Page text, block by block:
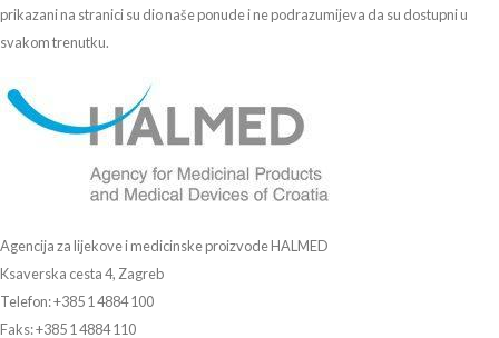
prikazani na stranici su dio naše ponude i ne podrazumijeva da su dostupni u
svakom trenutku.
Agencija za lijekove i medicinske proizvode HALMED
Ksaverska cesta 4, Zagreb
Telefon: +385 1 4884 100
Faks: +385 1 4884 110